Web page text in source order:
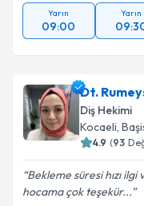
Yarın
09:00
Yarın
Dt.
Diş Hekimi
Kocaeli,
4.9 (93
Bekleme süresi hızı
hocama çok teşekür...